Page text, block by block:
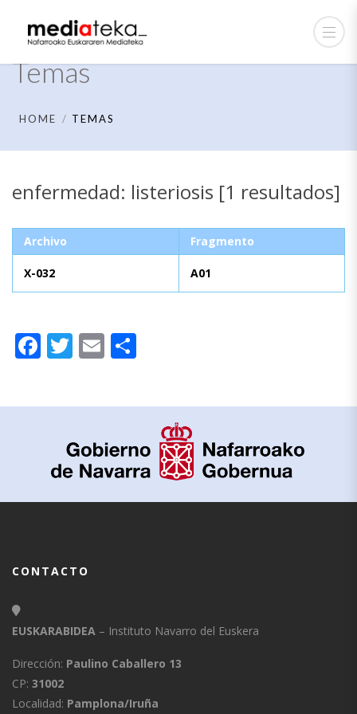
Temas
HOME TEMAS
enfermedad: listeriosis [1 resultados]
Archivo Fragmento
X-032 A01
Facebook
Twitter
Email
CONTACTO
EUSKARABIDEA – Instituto Navarro del Euskera
Dirección: Paulino Caballero 13
CP: 31002
Localidad: Pamplona/Iruña